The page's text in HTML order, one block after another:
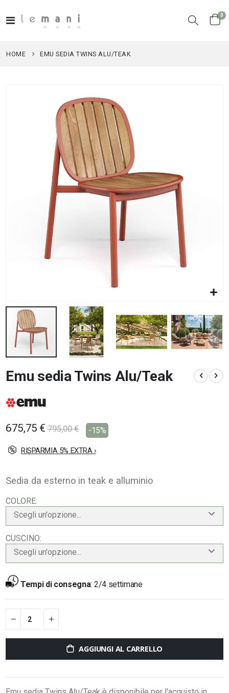
Toggle
Cart
0
HOME EMU SEDIA TWINS ALU/TEAK
all'inizio
della
di
Emu sedia Twins Alu/Teak
675,75 € 795,00 € -15%
RISPARMIA 5% EXTRA ›
Sedia da esterno in teak e alluminio
COLORE
Scegli un'opzione...
CUSCINO
Scegli un'opzione...
Tempi di consegna: 2/4 settimane
AGGIUNGI AL CARRELLO